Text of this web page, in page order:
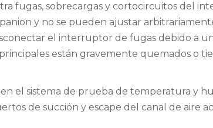
fugas, sobrecargas y cortocircuitos del
y no se pueden ajustar
el interruptor de fugas debido a
están gravemente quemados o
el sistema de prueba de temperatura y
de succión y escape del canal de aire